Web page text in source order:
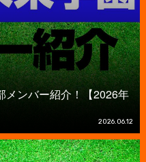
メンバー紹介！【2026年
2026.06.12